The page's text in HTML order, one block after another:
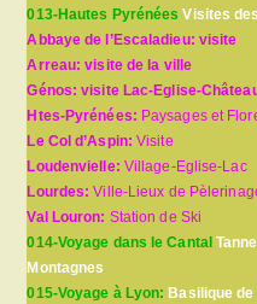
013-Hautes Pyrénées Visites
Abbaye de l’Escaladieu: visite
Arreau: visite de la ville
Génos: visite Lac-Eglise-
Htes-Pyrénées: Paysages et
Le Col d’Aspin:Visite
Loudenvielle: Village-Eglise-Lac
Lourdes:Ville-Lieux de
Val Louron: Station de Ski
014-Voyage dans le Cantal
Montagnes
015-Voyage à Lyon: Basilique